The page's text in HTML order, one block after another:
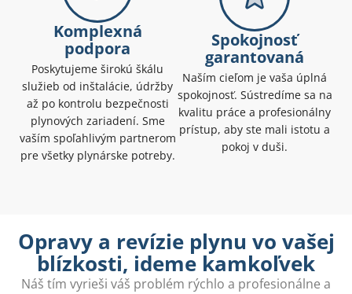
Komplexná
podpora
Poskytujeme širokú škálu
služieb od inštalácie, údržby
až po kontrolu bezpečnosti
plynových zariadení. Sme
vaším spoľahlivým partnerom
pre všetky plynárske potreby.
Spokojnosť
garantovaná
Naším cieľom je vaša úplná
spokojnosť. Sústredíme sa na
kvalitu práce a profesionálny
prístup, aby ste mali istotu a
pokoj v duši.
Opravy a revízie plynu vo vašej
blízkosti, ideme kamkoľvek
Náš tím vyrieši váš problém rýchlo a profesionálne a